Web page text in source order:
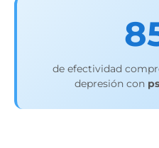
de efectividad
depresión con